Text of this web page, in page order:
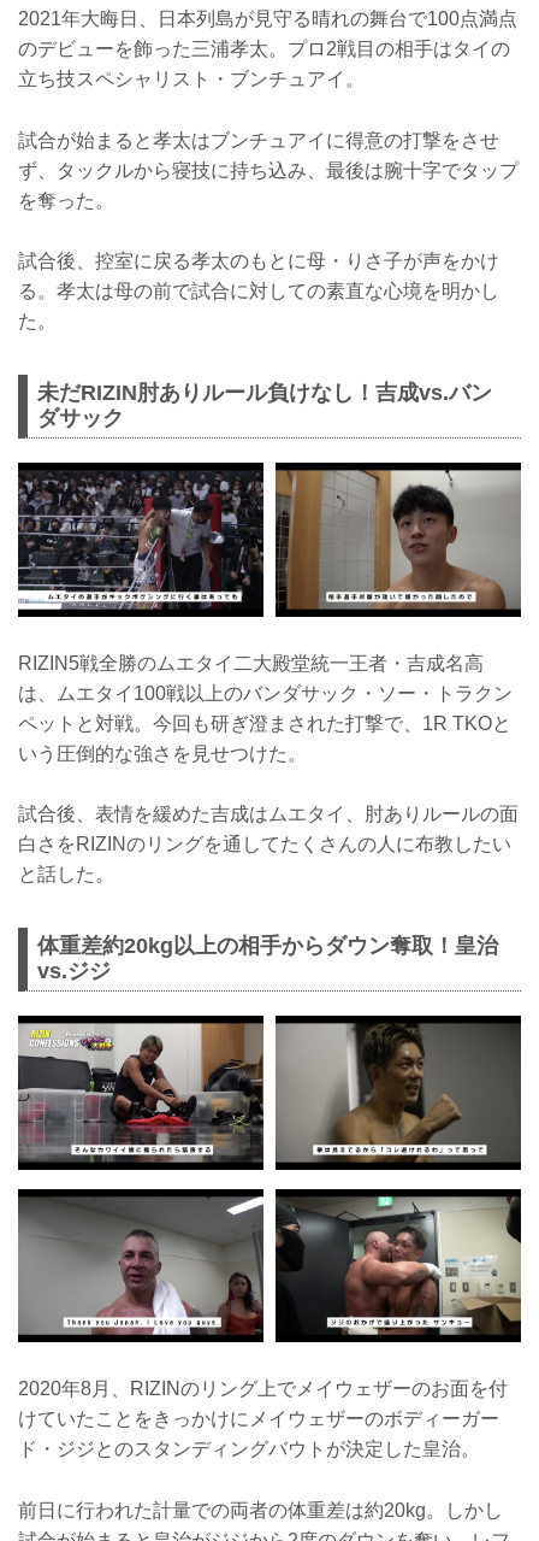
2021年大晦日、日本列島が見守る晴れの舞台で100点満点
のデビューを飾った三浦孝太。プロ2戦目の相手はタイの
立ち技スペシャリスト・ブンチュアイ。
試合が始まると孝太はブンチュアイに得意の打撃をさせ
ず、タックルから寝技に持ち込み、最後は腕十字でタップ
を奪った。
試合後、控室に戻る孝太のもとに母・りさ子が声をかけ
る。孝太は母の前で試合に対しての素直な心境を明かし
た。
未だRIZIN肘ありルール負けなし！吉成vs.バン
ダサック
RIZIN5戦全勝のムエタイ二大殿堂統一王者・吉成名高
は、ムエタイ100戦以上のバンダサック・ソー・トラクン
ペットと対戦。今回も研ぎ澄まされた打撃で、1R TKOと
いう圧倒的な強さを見せつけた。
試合後、表情を緩めた吉成はムエタイ、肘ありルールの面
白さをRIZINのリングを通してたくさんの人に布教したい
と話した。
体重差約20kg以上の相手からダウン奪取！皇治
vs.ジジ
2020年8月、RIZINのリング上でメイウェザーのお面を付
けていたことをきっかけにメイウェザーのボディーガー
ド・ジジとのスタンディングバウトが決定した皇治。
前日に行われた計量での両者の体重差は約20kg。しかし